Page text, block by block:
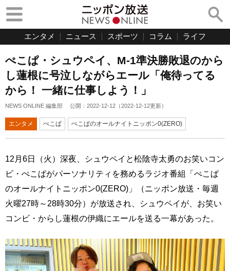
エンタメ ニュース スポーツ コラム ライフ
ぺこぱ・シュウペイ、M-1準決勝敗退のから
し蓮根に号泣しながらエール「俺待ってる
から！ 一緒に仕事しよう！」
NEWS ONLINE 編集部 公開： 2022-12-12 （2022-12-12更新）
エンタメ ぺこぱ ぺこぱのオールナイトニッポン0(ZERO)
12月6日（火）深夜、シュウペイと松陰寺太勇のお笑いコン
ビ・ぺこぱがパーソナリティを務めるラジオ番組「ぺこぱ
のオールナイトニッポン0(ZERO)」（ニッポン放送・毎週
火曜27時～28時30分）が放送され、シュウペイが、お笑い
コンビ・からし蓮根の伊織にエールを送る一幕があった。